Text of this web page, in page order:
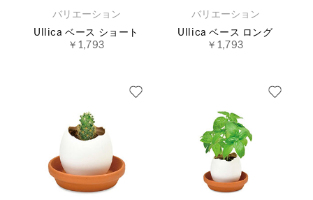
バリエーション
Ullica ベース ショート
￥1,793
バリエーション
Ullica ベース ロング
￥1,793